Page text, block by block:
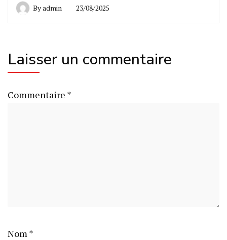
Byadmin 23/08/2025
Laisser un commentaire
Commentaire *
Nom *